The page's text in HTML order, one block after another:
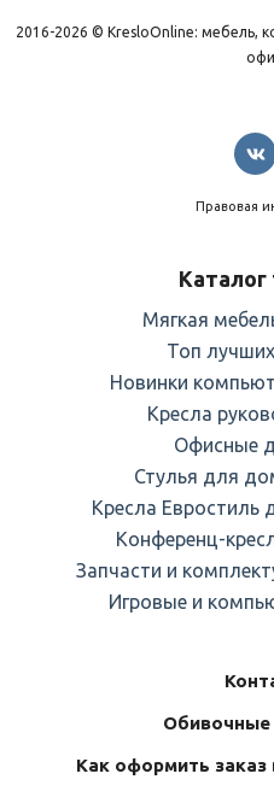
2016-2026 © KresloOnline: мебель,
Правовая
Каталог
Мягкая
Топ
Новинки
Кресла
Офисные
Стулья для
Кресла Евростиль
Конференц-
Запчасти и
Игровые и
Обивочные
Как оформить заказ